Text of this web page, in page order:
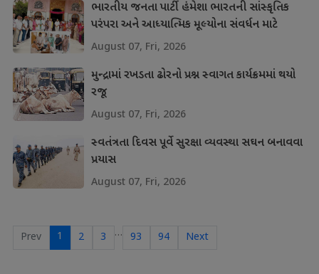
ભારતીય જનતા પાર્ટી હંમેશા ભારતની સાંસ્કૃતિક
પરંપરા અને આધ્યાત્મિક મૂલ્યોના સંવર્ધન માટે
પ્રતિબદ્ધ
August 07, Fri, 2026
મુન્દ્રામાં રખડતા ઢોરનો પ્રશ્ન સ્વાગત કાર્યક્રમમાં થયો
રજૂ
August 07, Fri, 2026
સ્વતંત્રતા દિવસ પૂર્વે સુરક્ષા વ્યવસ્થા સઘન બનાવવા
પ્રયાસ
August 07, Fri, 2026
Prev 1 2 3 … 93 94 Next